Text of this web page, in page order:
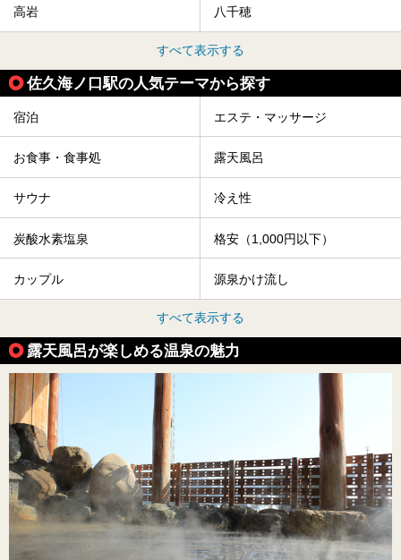
高岩 八千穂
すべて表示する
佐久海ノ口駅の人気テーマから探す
宿泊 エステ・マッサージ
お食事・食事処 露天風呂
サウナ 冷え性
炭酸水素塩泉 格安（1,000円以下）
カップル 源泉かけ流し
すべて表示する
露天風呂が楽しめる温泉の魅力